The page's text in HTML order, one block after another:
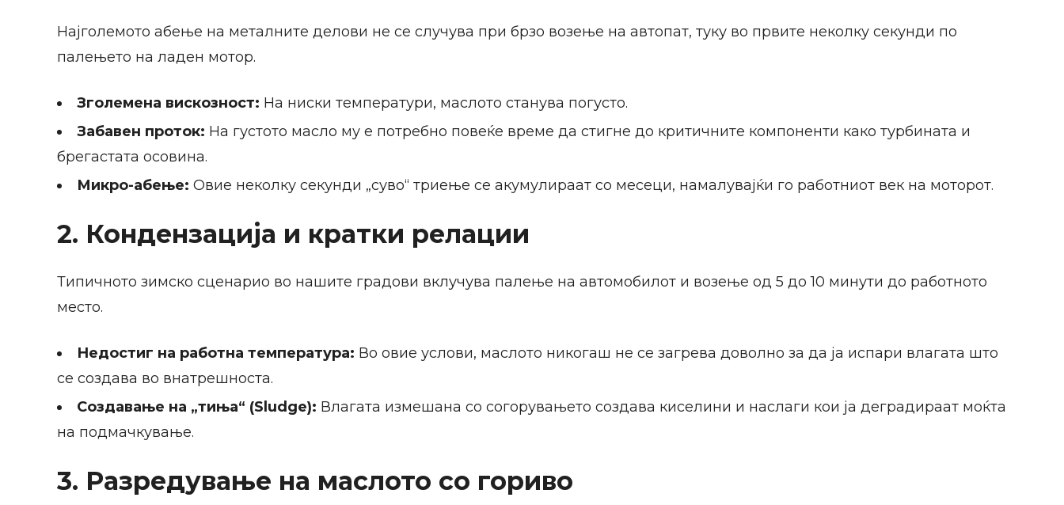
Најголемото абење на металните делови не се случува при брзо возење на автопат, туку во првите неколку секунди по
палењето на ладен мотор.
Зголемена вискозност: На ниски температури, маслото станува погусто.
Забавен проток: На густото масло му е потребно повеќе време да стигне до критичните компоненти како турбината и
брегастата осовина.
Микро-абење: Овие неколку секунди „суво“ триење се акумулираат со месеци, намалувајќи го работниот век на моторот.
2. Кондензација и кратки релации
Типичното зимско сценарио во нашите градови вклучува палење на автомобилот и возење од 5 до 10 минути до работното
место.
Недостиг на работна температура: Во овие услови, маслото никогаш не се загрева доволно за да ја испари влагата што
се создава во внатрешноста.
Создавање на „тиња“ (Sludge): Влагата измешана со согорувањето создава киселини и наслаги кои ја деградираат моќта
на подмачкување.
3. Разредување на маслото со гориво